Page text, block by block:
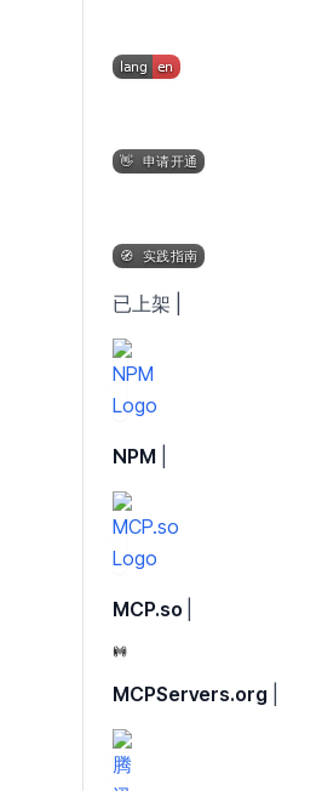
已上架 |
NPM
MCP.so
MCPServers.org